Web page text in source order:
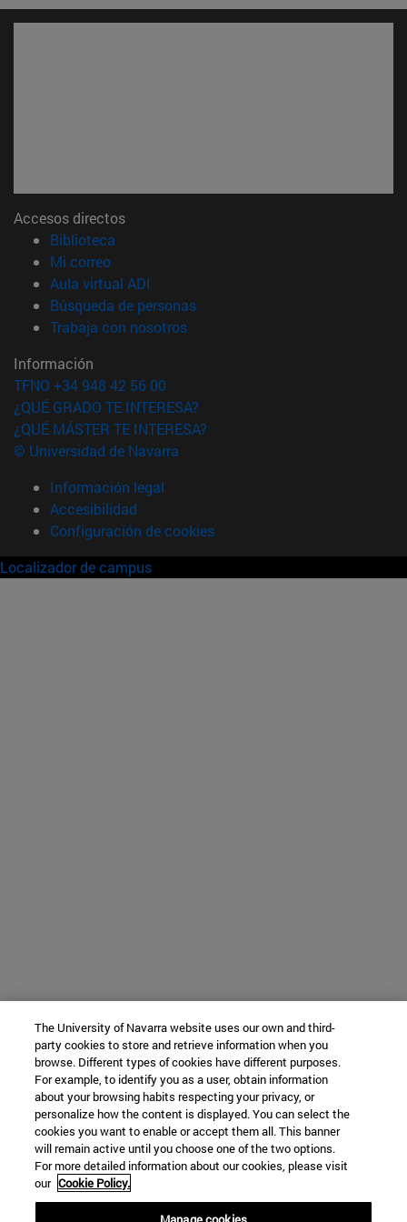
Accesos directos
Biblioteca
Mi correo(abre en nueva ventana)
Aula virtual ADI
Búsqueda de personas(abre en nueva ventana)
Trabaja con nosotros(abre en nueva ventana)
Información
TFNO +34 948 42 56 00
¿QUÉ GRADO TE INTERESA?
¿QUÉ MÁSTER TE INTERESA?
© Universidad de Navarra
Información legal
Accesibilidad
Configuración de cookies
Localizador de campus
The University of Navarra website uses our own and third-
party cookies to store and retrieve information when you
browse. Different types of cookies have different purposes.
For example, to identify you as a user, obtain information
about your browsing habits respecting your privacy, or
personalize how the content is displayed. You can select the
cookies you want to enable or accept them all. This banner
will remain active until you choose one of the two options.
For more detailed information about our cookies, please visit
our Cookie Policy.